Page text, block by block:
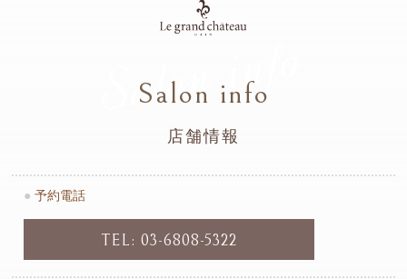
Salon info
Salon info
店舗情報
● 予約電話
TEL: 03-6808-5322